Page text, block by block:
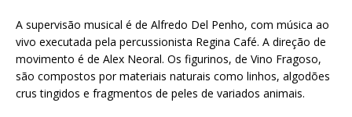
A supervisão musical é de Alfredo Del Penho, com música ao
vivo executada pela percussionista Regina Café. A direção de
movimento é de Alex Neoral. Os figurinos, de Vino Fragoso,
são compostos por materiais naturais como linhos, algodões
crus tingidos e fragmentos de peles de variados animais.